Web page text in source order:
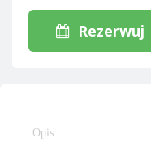
Rezerwuj
Opis